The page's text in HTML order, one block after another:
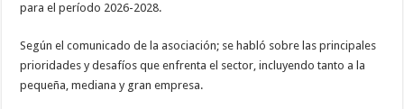
para el período 2026-2028.
Según el comunicado de la asociación; se habló sobre las principales
prioridades y desafíos que enfrenta el sector, incluyendo tanto a la
pequeña, mediana y gran empresa.